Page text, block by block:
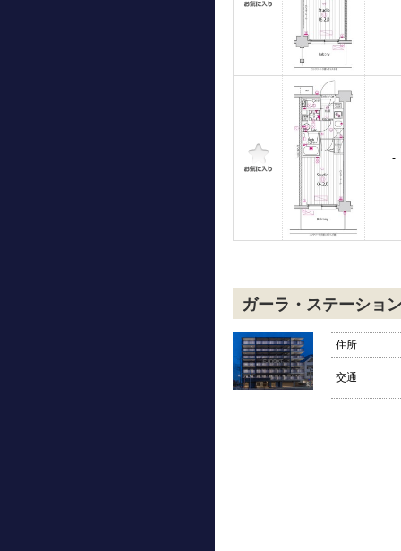
-
ガーラ・ステーショ
住所
交通